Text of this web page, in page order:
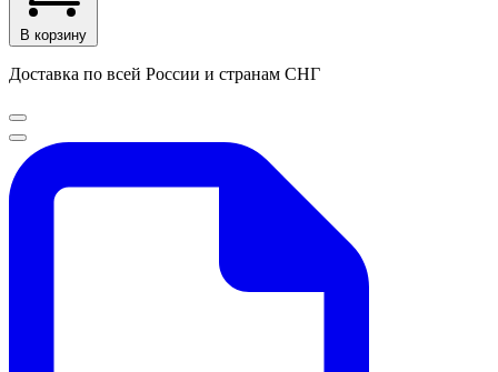
В корзину
Доставка по всей России и странам СНГ